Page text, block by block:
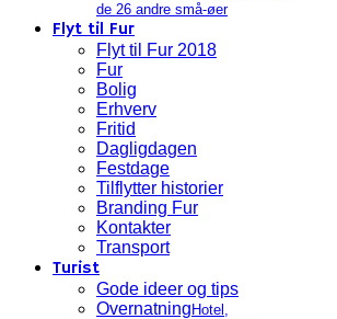
de 26 andre små-øer
Flyt til Fur
Flyt til Fur 2018
Fur
Bolig
Erhverv
Fritid
Dagligdagen
Festdage
Tilflytter historier
Branding Fur
Kontakter
Transport
Turist
Gode ideer og tips
Overnatning Hotel,